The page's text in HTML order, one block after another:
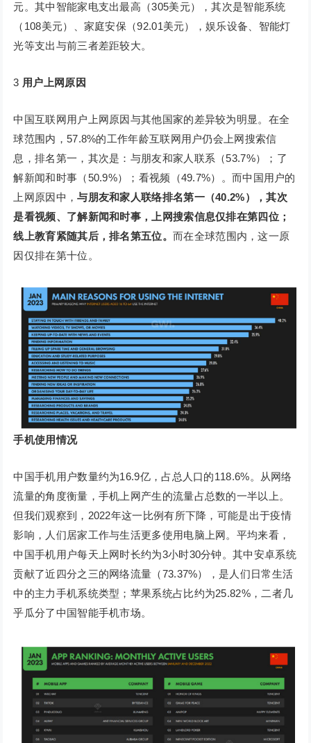
元。其中智能家电支出最高（305美元），其次是智能系统
（108美元）、家庭安保（92.01美元），娱乐设备、智能灯
光等支出与前三者差距较大。
3 用户上网原因
中国互联网用户上网原因与其他国家的差异较为明显。在全
球范围内，57.8%的工作年龄互联网用户仍会上网搜索信
息，排名第一，其次是：与朋友和家人联系（53.7%）；了
解新闻和时事（50.9%）；看视频（49.7%）。而中国用户的
上网原因中，与朋友和家人联络排名第一（40.2%），其次
是看视频、了解新闻和时事，上网搜索信息仅排在第四位；
线上教育紧随其后，排名第五位。 而在全球范围内，这一原
因仅排在第十位。
手机使用情况
中国手机用户数量约为16.9亿，占总人口的118.6%。从网络
流量的角度衡量，手机上网产生的流量占总数的一半以上。
但我们观察到，2022年这一比例有所下降，可能是出于疫情
影响，人们居家工作与生活更多使用电脑上网。平均来看，
中国手机用户每天上网时长约为3小时30分钟。其中安卓系统
贡献了近四分之三的网络流量（73.37%），是人们日常生活
中的主力手机系统类型；苹果系统占比约为25.82%，二者几
乎瓜分了中国智能手机市场。